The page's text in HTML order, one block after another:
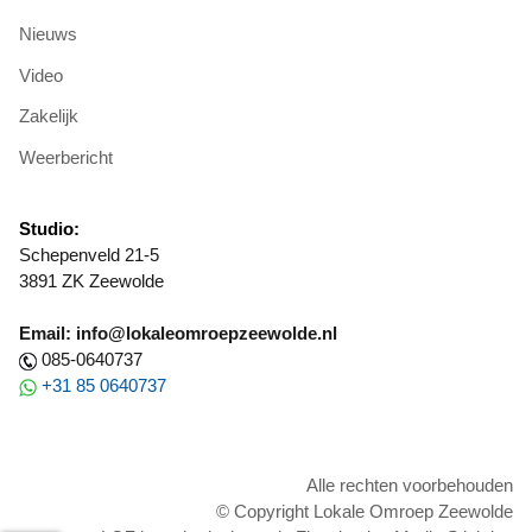
Nieuws
Video
Zakelijk
Weerbericht
Studio:
Schepenveld 21-5
3891 ZK Zeewolde
Email: info@lokaleomroepzeewolde.nl
085-0640737
+31 85 0640737
Alle rechten voorbehouden
© Copyright Lokale Omroep Zeewolde